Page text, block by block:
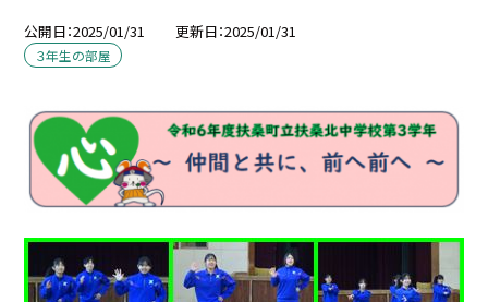
公開日 2025/01/31 更新日 2025/01/31
３年生の部屋